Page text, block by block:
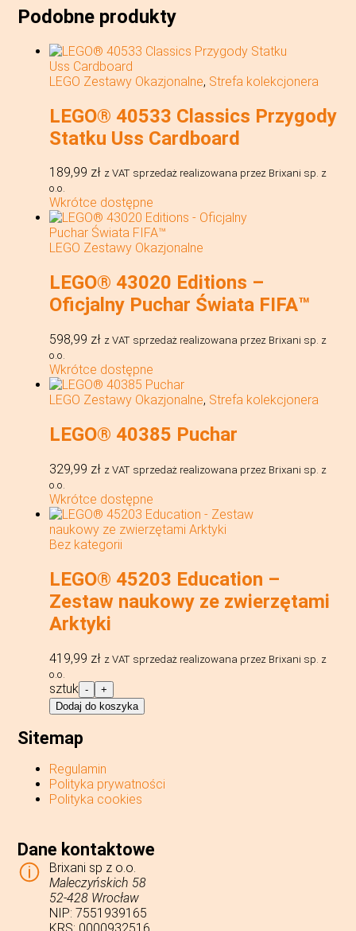
Podobne produkty
LEGO Zestawy Okazjonalne, Strefa kolekcjonera
LEGO® 40533 Classics Przygody
Statku Uss Cardboard
189,99 zł z VAT sprzedaż realizowana przez Brixani sp. z
o.o.
Wkrótce dostępne
LEGO Zestawy Okazjonalne
LEGO® 43020 Editions –
Oficjalny Puchar Świata FIFA™
598,99 zł z VAT sprzedaż realizowana przez Brixani sp. z
o.o.
Wkrótce dostępne
LEGO Zestawy Okazjonalne, Strefa kolekcjonera
LEGO® 40385 Puchar
329,99 zł z VAT sprzedaż realizowana przez Brixani sp. z
o.o.
Wkrótce dostępne
Bez kategorii
LEGO® 45203 Education –
Zestaw naukowy ze zwierzętami
Arktyki
419,99 zł z VAT sprzedaż realizowana przez Brixani sp. z
o.o.
ilość
LEGO®
45203
-
naukowy
ze
zwierzętami
sztuk -
+
Dodaj do koszyka
Sitemap
Regulamin
Polityka prywatności
Polityka cookies
Dane kontaktowe
Brixani sp z o.o.
Maleczyńskich 58
52-428 Wrocław
NIP: 7551939165